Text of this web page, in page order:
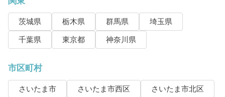
茨城県 栃木県 群馬県
埼玉県
千葉県
東京都 神奈川県
市区町村
さいたま市 さいたま市西区
さいたま市北区